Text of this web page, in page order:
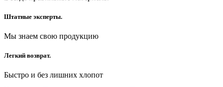
Штатные эксперты.
Мы знаем свою продукцию
Легкий возврат.
Быстро и без лишних хлопот